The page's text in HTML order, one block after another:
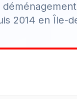
2014 en Île-